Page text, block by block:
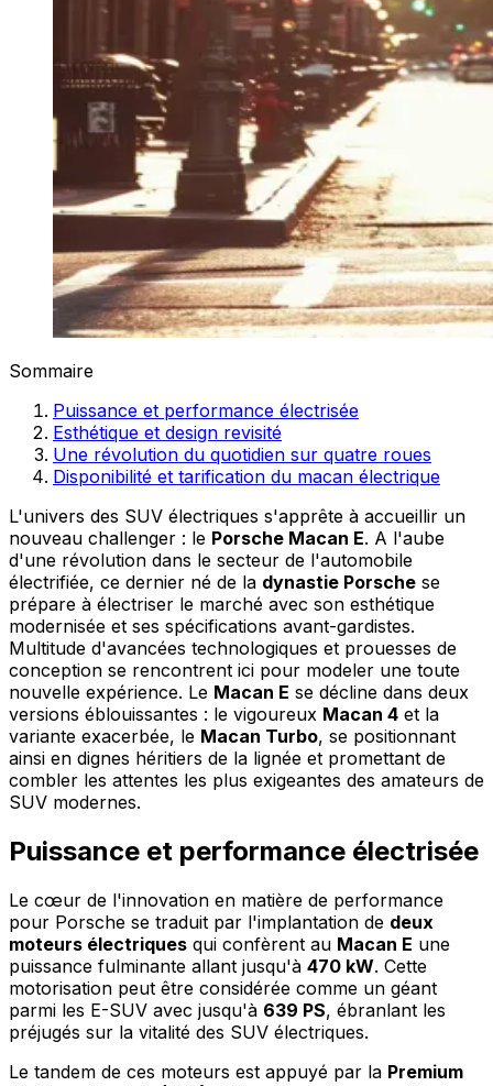
Sommaire
Puissance et performance électrisée
Esthétique et design revisité
Une révolution du quotidien sur quatre roues
Disponibilité et tarification du macan électrique
L'univers des SUV électriques s'apprête à accueillir un
nouveau challenger : le Porsche Macan E. A l'aube
d'une révolution dans le secteur de l'automobile
électrifiée, ce dernier né de la dynastie Porsche se
prépare à électriser le marché avec son esthétique
modernisée et ses spécifications avant-gardistes.
Multitude d'avancées technologiques et prouesses de
conception se rencontrent ici pour modeler une toute
nouvelle expérience. Le Macan E se décline dans deux
versions éblouissantes : le vigoureux Macan 4 et la
variante exacerbée, le Macan Turbo, se positionnant
ainsi en dignes héritiers de la lignée et promettant de
combler les attentes les plus exigeantes des amateurs de
SUV modernes.
Puissance et performance électrisée
Le cœur de l'innovation en matière de performance
pour Porsche se traduit par l'implantation de deux
moteurs électriques qui confèrent au Macan E une
puissance fulminante allant jusqu'à 470 kW. Cette
motorisation peut être considérée comme un géant
parmi les E-SUV avec jusqu'à 639 PS, ébranlant les
préjugés sur la vitalité des SUV électriques.
Le tandem de ces moteurs est appuyé par la Premium